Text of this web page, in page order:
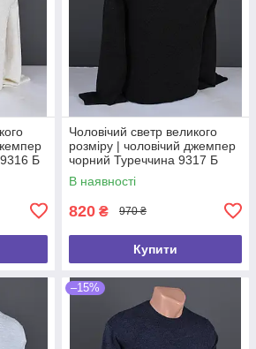
Б
Чоловічий светр великого
розміру | чоловічий джемпер
чорний Туреччина 9317 Б
В наявності
820 ₴ 970 ₴
Купити
–15%